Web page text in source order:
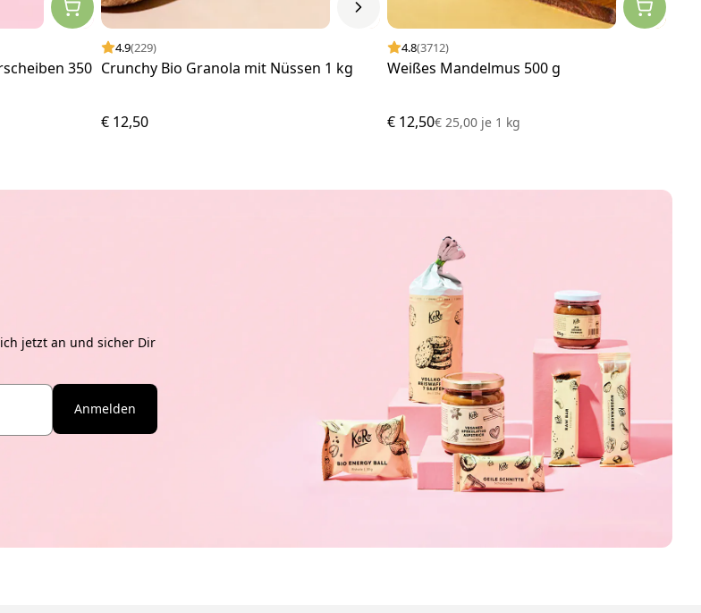
350
4.9(229)
Crunchy Bio Granola mit Nüssen 1 kg
€ 12,50
4.8(3712)
Weißes Mandelmus 500 g
€ 12,50€ 25,00 je1 kg
jetzt an und sicher Dir
Anmelden